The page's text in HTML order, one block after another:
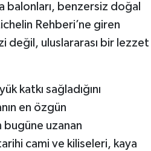
balonları, benzersiz doğal
Rehberi’ne giren
değil, uluslararası bir lezzet
katkı sağladığını
en özgün
uzanan
cami ve kiliseleri, kaya